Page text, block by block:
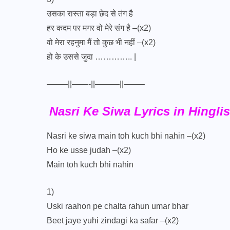
उसका रास्ता बड़ा छेद से तंग है
हर कदम पर मगर वो मेरे संग है –(x2)
वो मेरा रहनुमा मैं तो कुछ भी नहीं –(x2)
हो के उससे जुदा ………….. |
——–||——-||———||——–
Nasri Ke Siwa Lyrics in
Nasri ke siwa main toh kuch bhi nahin –(x2)
Ho ke usse judah –(x2)
Main toh kuch bhi nahin
1)
Uski raahon pe chalta rahun umar bhar
Beet jaye yuhi zindagi ka safar –(x2)